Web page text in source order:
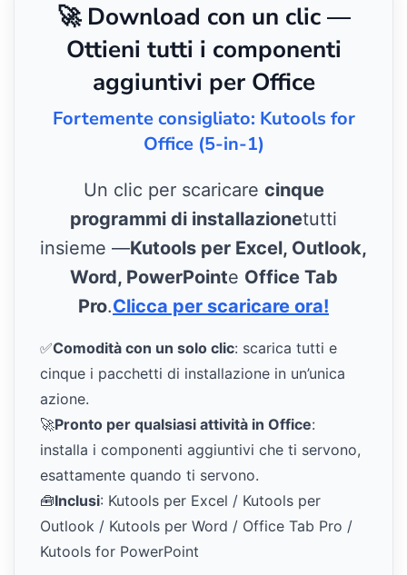
🚀 Download con un clic —
Ottieni tutti i componenti
aggiuntivi per Office
Fortemente consigliato: Kutools for
Office (5-in-1)
Un clic per scaricare cinque
programmi di installazionetutti
insieme —Kutools per Excel, Outlook,
Word, PowerPointe Office Tab
Pro.Clicca per scaricare ora!
✅Comodità con un solo clic: scarica tutti e
cinque i pacchetti di installazione in un’unica
azione.
🚀Pronto per qualsiasi attività in Office:
installa i componenti aggiuntivi che ti servono,
esattamente quando ti servono.
🧰Inclusi: Kutools per Excel / Kutools per
Outlook / Kutools per Word / Office Tab Pro /
Kutools for PowerPoint